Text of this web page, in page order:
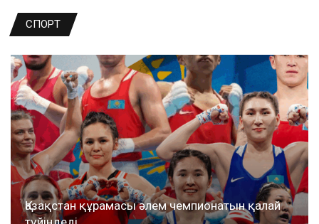
СПОРТ
Қазақстан құрамасы әлем чемпионатын қалай